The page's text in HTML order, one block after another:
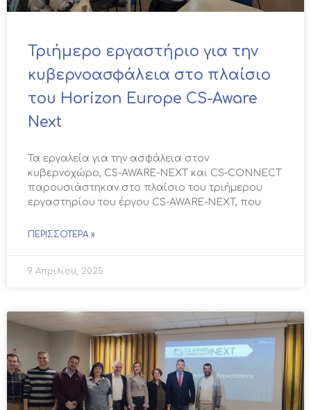
Τριήμερο εργαστήριο για την
κυβερνοασφάλεια στο πλαίσιο
του Horizon Europe CS-Aware
Next
Τα εργαλεία για την ασφάλεια στον
κυβερνοχώρο, CS-AWARE-NEXT και CS-CONNECT
παρουσιάστηκαν στο πλαίσιο του τριήμερου
εργαστηρίου του έργου CS-AWARE-NEXT, που
ΠΕΡΙΣΣΌΤΕΡΑ »
9 Απριλίου, 2025